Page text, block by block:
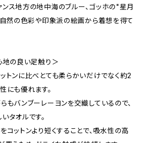
ス地方の地中海のブルー、ゴッホの"星月
然の色彩や印象派の絵画から着想を得て
の良い足触り＞
トンに比べとても柔らかいだけでなく約2
にも優れます。
もバンブーレーヨンを交織しているので、
タオルです。
コットンより短くすることで、吸水性の高